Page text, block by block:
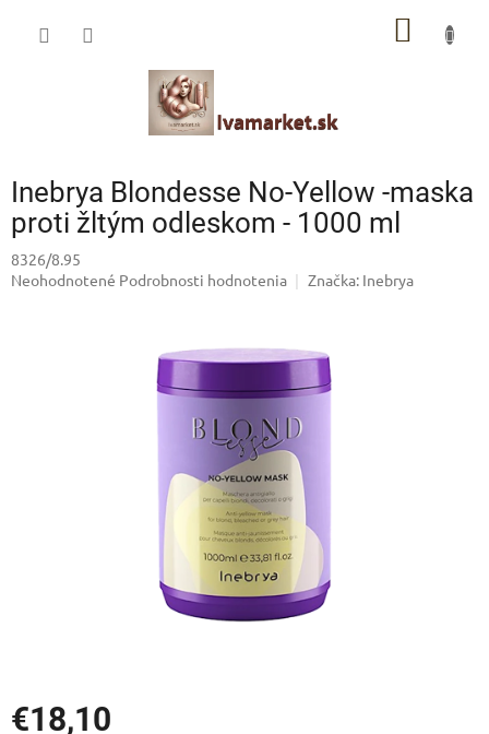
Inebrya Blondesse No-Yellow -maska
proti žltým odleskom - 1000 ml
8326/8.95
Priemerné
Neohodnotené Podrobnosti hodnotenia Značka: Inebrya
€18,10
IVAMARKET poradca